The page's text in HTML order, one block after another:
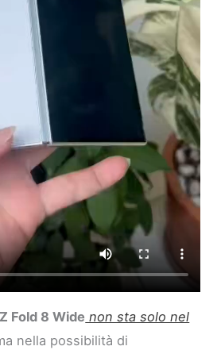
Fold 8 Wide non sta solo nel
nella possibilità di